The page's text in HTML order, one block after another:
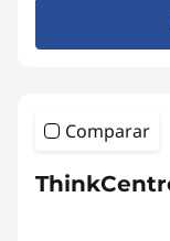
Comparar